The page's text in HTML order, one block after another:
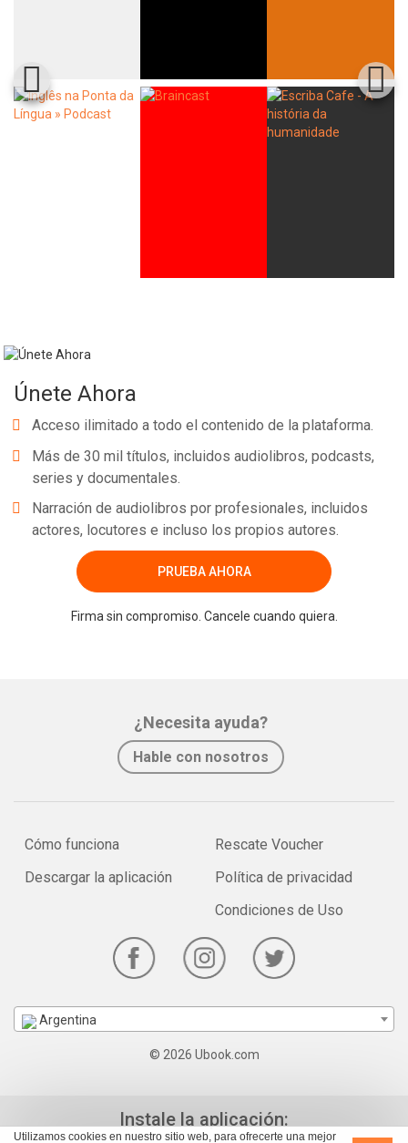
Utilizamos cookies en nuestro sitio web, para ofrecerte una mejor
Únete Ahora
Acceso ilimitado a todo el contenido de la plataforma.
Más de 30 mil títulos, incluidos audiolibros, podcasts,
series y documentales.
Narración de audiolibros por profesionales, incluidos
actores, locutores e incluso los propios autores.
PRUEBA AHORA
Firma sin compromiso. Cancele cuando quiera.
¿Necesita ayuda?
Hable con nosotros
Cómo funciona
Descargar la aplicación
Rescate Voucher
Política de privacidad
Condiciones de Uso
Argentina
© 2026 Ubook.com
Instale la aplicación: